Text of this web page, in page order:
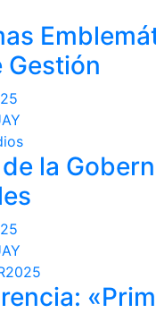
Gestión
la